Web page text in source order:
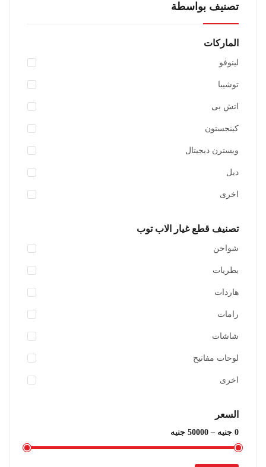
اضافة الى المفضلة
تصنيف بواسطة
الماركات
لينوفو
توشيبا
اتش بى
كينجستون
ويسترن ديجيتال
ديل
اخرى
تصنيف قطع غيار الاب توب
شواحن
بطريات
هاردات
رامات
شاشات
لوحات مفاتيح
اخرى
السعر